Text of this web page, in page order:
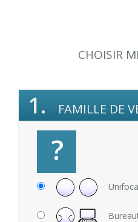
CHOISIR
1. FAMILLE DE
?